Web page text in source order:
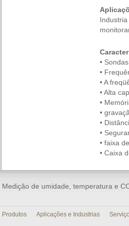
•
•
• A
• Alta
•
•
•
•
• faixa
• Caixa
Medição de umidade, temperatura e
Produtos Aplicações e Industrias